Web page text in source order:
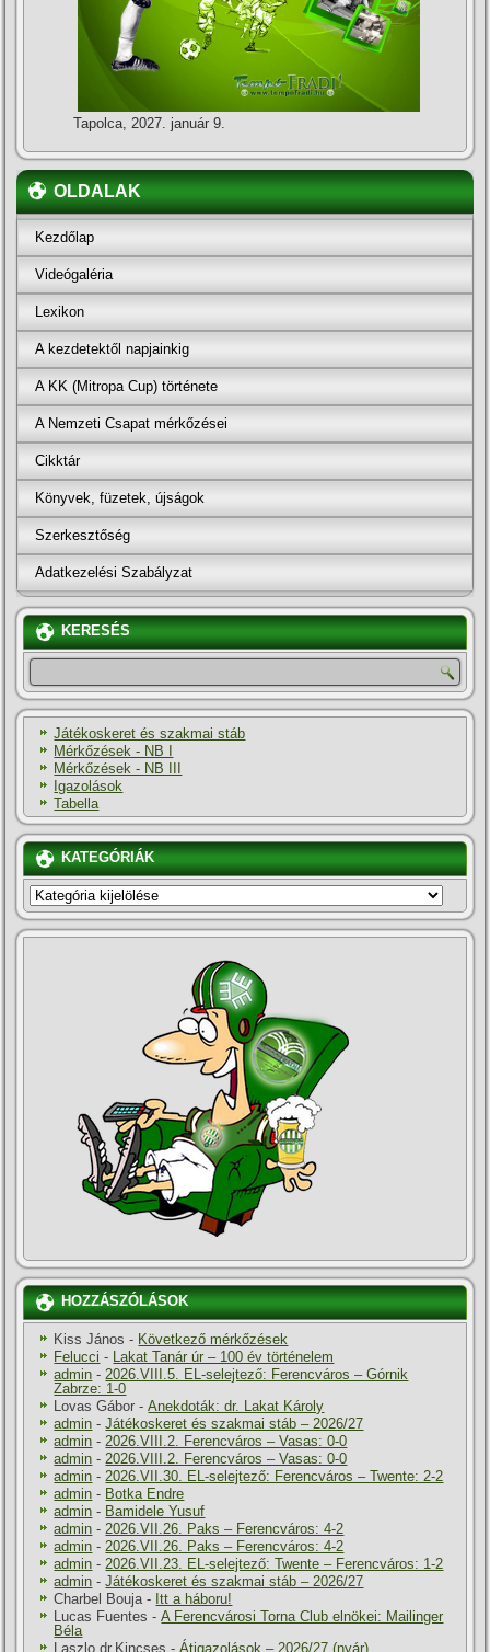
Tapolca, 2027. január 9.
OLDALAK
Kezdőlap
Videógaléria
Lexikon
A kezdetektől napjainkig
A KK (Mitropa Cup) története
A Nemzeti Csapat mérkőzései
Cikktár
Könyvek, füzetek, újságok
Szerkesztőség
Adatkezelési Szabályzat
KERESÉS
Játékoskeret és szakmai stáb
Mérkőzések - NB I
Mérkőzések - NB III
Igazolások
Tabella
KATEGÓRIÁK
KATEGÓRIÁK
HOZZÁSZÓLÁSOK
Kiss János - Következő mérkőzések
Felucci -
Lakat Tanár úr – 100 év történelem
admin - 2026.VIII.5. EL-selejtező: Ferencváros – Górnik
Zabrze: 1-0
Lovas Gábor -Anekdoták: dr. Lakat Károly
admin -Játékoskeret és szakmai stáb – 2026/27
admin - 2026.VIII.2. Ferencváros – Vasas: 0-0
admin - 2026.VIII.2. Ferencváros – Vasas: 0-0
admin - 2026.VII.30. EL-selejtező: Ferencváros – Twente: 2-2
admin - Botka Endre
admin - Bamidele Yusuf
admin - 2026.VII.26. Paks – Ferencváros: 4-2
admin - 2026.VII.26. Paks – Ferencváros: 4-2
admin - 2026.VII.23. EL-selejtező: Twente – Ferencváros: 1-2
admin -Játékoskeret és szakmai stáb – 2026/27
Charbel Bouja - Itt a háboru!
Lucas Fuentes -A Ferencvárosi Torna Club elnökei: Mailinger
Béla
Laszlo dr.Kincses -Átigazolások – 2026/27 (nyár)